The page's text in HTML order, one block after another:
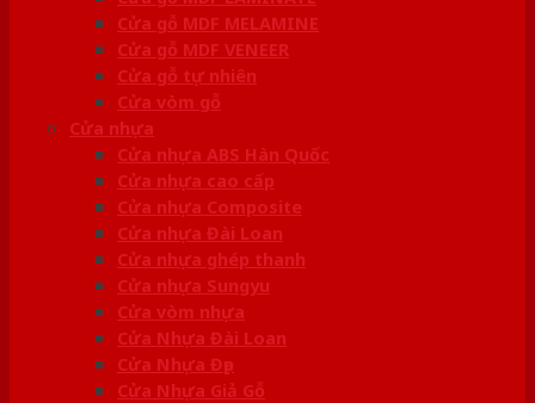
Cửa gỗ MDF MELAMINE
Cửa gỗ MDF VENEER
Cửa gỗ tự nhiên
Cửa vòm gỗ
Cửa nhựa
Cửa nhựa ABS Hàn Quốc
Cửa nhựa cao cấp
Cửa nhựa Composite
Cửa nhựa Đài Loan
Cửa nhựa ghép thanh
Cửa nhựa Sungyu
Cửa vòm nhựa
Cửa Nhựa Đài Loan
Cửa Nhựa Đẹp
Cửa Nhựa Giả Gỗ